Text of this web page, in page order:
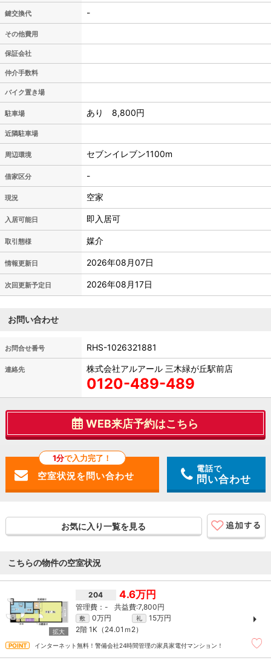
鍵交換代 -
その他費用
保証会社
仲介手数料
バイク置き場
駐車場 あり 8,800円
近隣駐車場
周辺環境 セブンイレブン1100m
借家区分 -
現況 空家
入居可能日 即入居可
取引態様 媒介
情報更新日 2026年08月07日
次回更新予定日 2026年08月17日
お問い合わせ
お問合せ番号 RHS-1026321881
連絡先 株式会社アルアール 三木緑が丘駅前店
0120-489-489
WEB来店予約はこちら
1分で入力完了！
電話で
問い合わせ
お気に入り一覧を見る
こちらの物件の空室状況
204 4.6万円
- 7,800円
敷 0万円 礼
15万円
2階 1K（24.01ｍ 2）
インターネット無料！警備会社24時間管理の家具家電付マンション！